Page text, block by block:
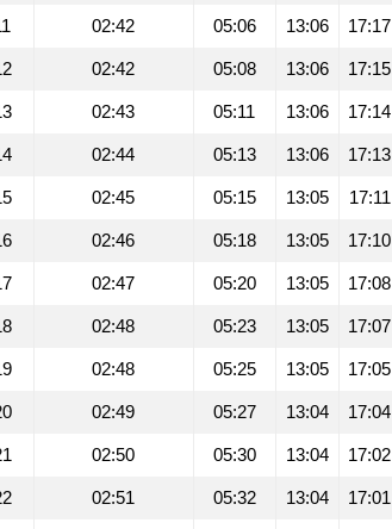
02:42 05:06 13:06 17:17
02:42 05:08 13:06 17:15
02:43 05:11 13:06 17:14
02:44 05:13 13:06 17:13
02:45 05:15 13:05 17:11
02:46 05:18 13:05 17:10
02:47 05:20 13:05 17:08
02:48 05:23 13:05 17:07
02:48 05:25 13:05 17:05
02:49 05:27 13:04 17:04
02:50 05:30 13:04 17:02
02:51 05:32 13:04 17:01